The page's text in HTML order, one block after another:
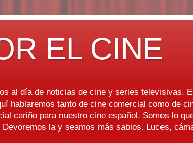
EL CINE
al día de noticias de cine y series televisivas.
hablaremos tanto de cine comercial como de
cariño para nuestro cine español. Somos lo
la y seamos más sabios. Luces,